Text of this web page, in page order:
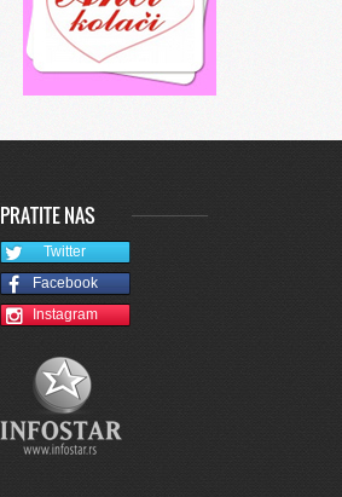
PRATITE NAS
Twitter
Facebook
Instagram